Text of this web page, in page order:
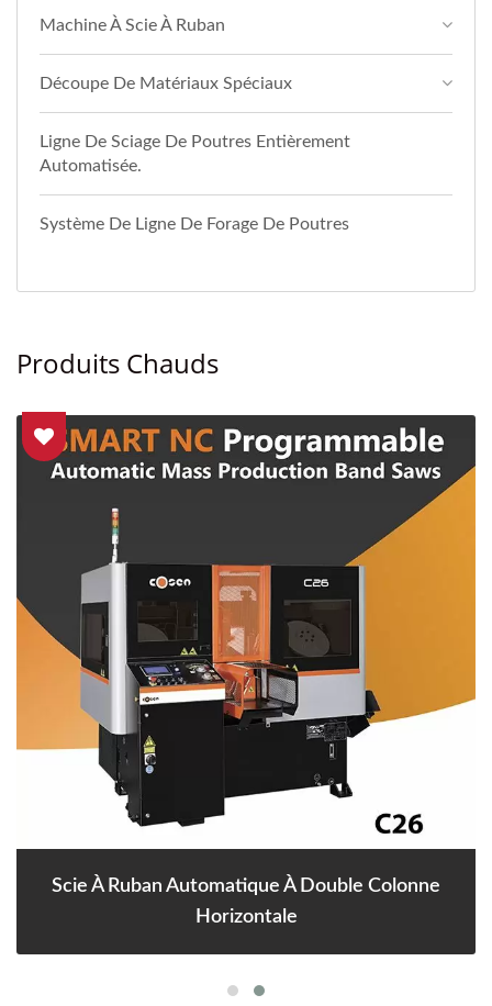
Machine À Scie À Ruban
Découpe De Matériaux Spéciaux
Ligne De Sciage De Poutres Entièrement
Automatisée.
Système De Ligne De Forage De Poutres
Produits Chauds
Scie À Ruban Automatique À Double Colonne
Horizontale